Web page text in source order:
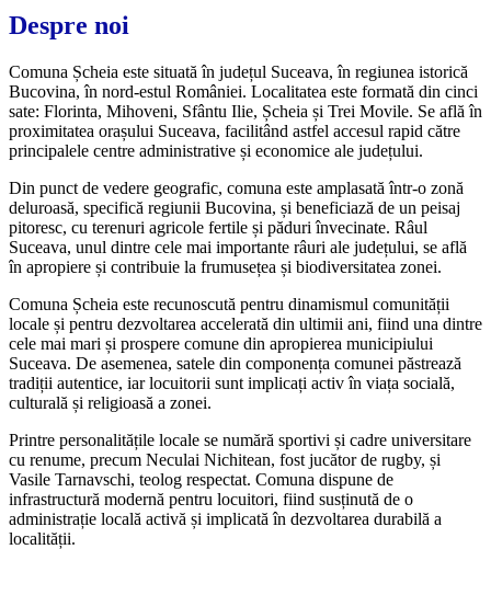
Despre noi
Comuna Șcheia este situată în județul Suceava, în regiunea istorică
Bucovina, în nord-estul României. Localitatea este formată din cinci
sate: Florinta, Mihoveni, Sfântu Ilie, Șcheia și Trei Movile. Se află în
proximitatea orașului Suceava, facilitând astfel accesul rapid către
principalele centre administrative și economice ale județului.
Din punct de vedere geografic, comuna este amplasată într-o zonă
deluroasă, specifică regiunii Bucovina, și beneficiază de un peisaj
pitoresc, cu terenuri agricole fertile și păduri învecinate. Râul
Suceava, unul dintre cele mai importante râuri ale județului, se află
în apropiere și contribuie la frumusețea și biodiversitatea zonei.
Comuna Șcheia este recunoscută pentru dinamismul comunității
locale și pentru dezvoltarea accelerată din ultimii ani, fiind una dintre
cele mai mari și prospere comune din apropierea municipiului
Suceava. De asemenea, satele din componența comunei păstrează
tradiții autentice, iar locuitorii sunt implicați activ în viața socială,
culturală și religioasă a zonei.
Printre personalitățile locale se numără sportivi și cadre universitare
cu renume, precum Neculai Nichitean, fost jucător de rugby, și
Vasile Tarnavschi, teolog respectat. Comuna dispune de
infrastructură modernă pentru locuitori, fiind susținută de o
administrație locală activă și implicată în dezvoltarea durabilă a
localității.